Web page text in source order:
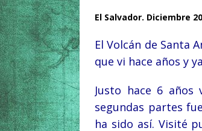
El Salvador. Diciembre
El Volcán de Santa
que vi hace años y
Justo hace 6 años
segundas partes
ha sido así. Visité